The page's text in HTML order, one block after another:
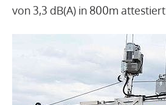
von 3,3 dB(A) in 800m attestiert.